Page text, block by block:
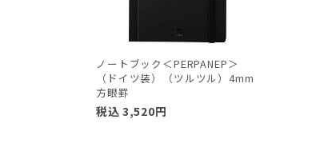
ノートブック＜PERPANEP＞
（ドイツ装）（ツルツル）4mm
方眼罫
税込 3,520円